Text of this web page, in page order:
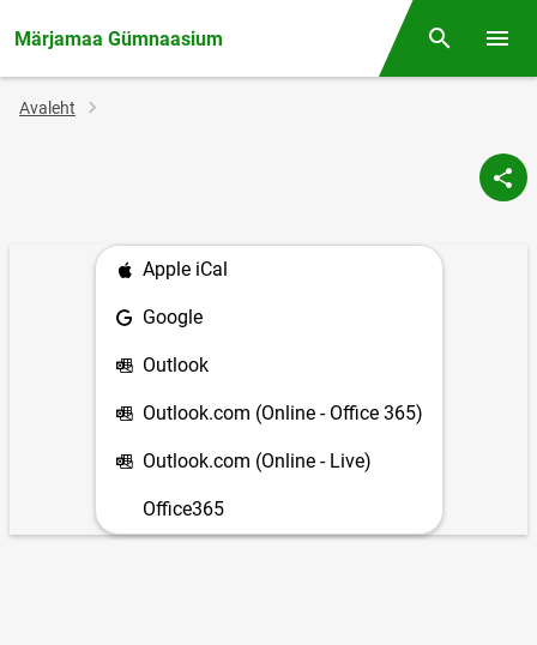
Märjamaa Gümnaasium Otsing
Jälglink
Avaleht
Apple iCal
Google
Outlook
Outlook.com (Online - Office 365)
Outlook.com (Online - Live)
Office365